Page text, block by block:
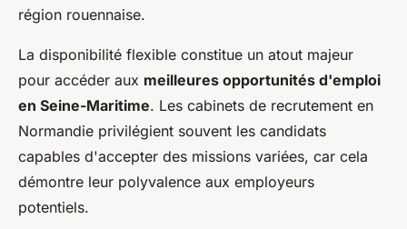
région rouennaise.
La disponibilité flexible constitue un atout majeur
pour accéder aux meilleures opportunités d'emploi
en Seine-Maritime. Les cabinets de recrutement en
Normandie privilégient souvent les candidats
capables d'accepter des missions variées, car cela
démontre leur polyvalence aux employeurs
potentiels.